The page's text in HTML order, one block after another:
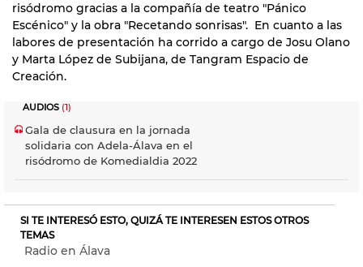
risódromo gracias a la compañía de teatro "Pánico
Escénico" y la obra "Recetando sonrisas". En cuanto a las
labores de presentación ha corrido a cargo de Josu Olano
y Marta López de Subijana, de Tangram Espacio de
Creación.
AUDIOS (1)
Gala de clausura en la jornada
solidaria con Adela-Álava en el
risódromo de Komedialdia 2022
SI TE INTERESÓ ESTO, QUIZÁ TE INTERESEN ESTOS OTROS
TEMAS
Radio en Álava